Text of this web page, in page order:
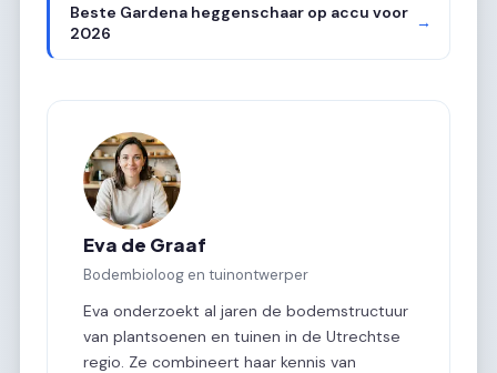
Beste Gardena heggenschaar op accu voor
2026
→
Eva de Graaf
Bodembioloog en tuinontwerper
Eva onderzoekt al jaren de bodemstructuur
van plantsoenen en tuinen in de Utrechtse
regio. Ze combineert haar kennis van